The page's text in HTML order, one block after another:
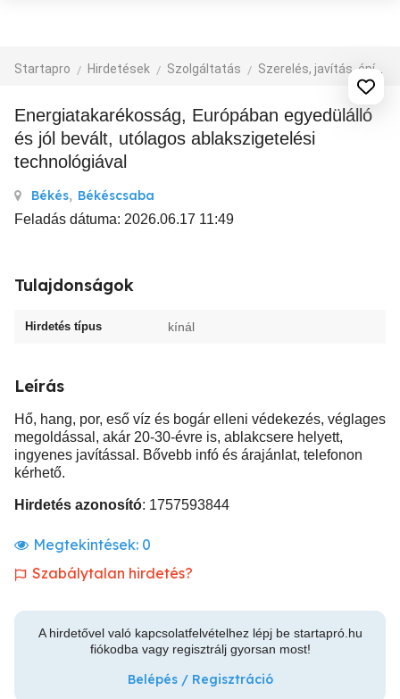
Startapro Hirdetések Szolgáltatás Szerelés, javítás, építkezés
Energiatakarékosság, Európában egyedülálló
és jól bevált, utólagos ablakszigetelési
technológiával
Békés, Békéscsaba
Feladás dátuma: 2026.06.17 11:49
Tulajdonságok
Hirdetés típus kínál
Leírás
Hő, hang, por, eső víz és bogár elleni védekezés, véglages
megoldással, akár 20-30-évre is, ablakcsere helyett,
ingyenes javítással. Bővebb infó és árajánlat, telefonon
kérhető.
Hirdetés azonosító: 1757593844
Megtekintések: 0
Szabálytalan hirdetés?
A hirdetővel való kapcsolatfelvételhez lépj be startapró.hu
fiókodba vagy regisztrálj gyorsan most!
Belépés / Regisztráció